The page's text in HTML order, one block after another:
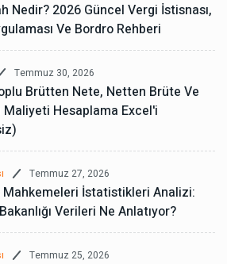
Nedir? 2026 Güncel Vergi İstisnası,
Ve Bordro Rehberi
Temmuz 30, 2026
Brütten Nete, Netten Brüte Ve
Maliyeti Hesaplama Excel'i
Temmuz 27, 2026
Mahkemeleri İstatistikleri Analizi:
Verileri Ne Anlatıyor?
Temmuz 25, 2026